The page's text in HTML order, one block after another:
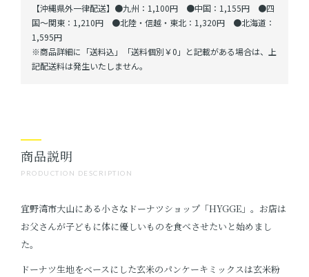
【沖縄県外一律配送】●九州：1,100円 ●中国：1,155円 ●四
国～関東：1,210円 ●北陸・信越・東北：1,320円 ●北海道：
1,595円
※商品詳細に「送料込」「送料個別￥0」と記載がある場合は、上
記配送料は発生いたしません。
PRODUCTION DESCRIPTION
商品説明
宜野湾市大山にある小さなドーナツショップ「HYGGE」。お店は
お父さんが子どもに体に優しいものを食べさせたいと始めまし
た。
ドーナツ生地をベースにした玄米のパンケーキミックスは玄米粉